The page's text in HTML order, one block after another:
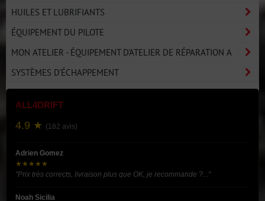
HUILES ET LUBRIFIANTS
ÉQUIPEMENT DU PILOTE
MON ATELIER - ÉQUIPEMENT D'ATELIER DE RÉPARATION A
SYSTÈMES D'ÉCHAPPEMENT
ALL4DRIFT
4.9 ★ (182 avis)
Adrien Gomez
★★★★★
"Prix très corrects, livraison plus que OK, je recommande ?..."
Noah Sicilia